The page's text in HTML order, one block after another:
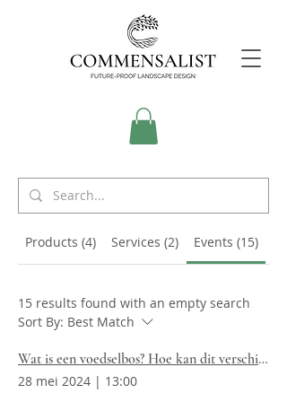
Products (4) Services (2) Events (15)
15 results found with an empty search
Sort By: Best Match
Wat is een voedselbos? Hoe kan dit verschillende wereldproblemen oplossen?
28 mei 2024 | 13:00